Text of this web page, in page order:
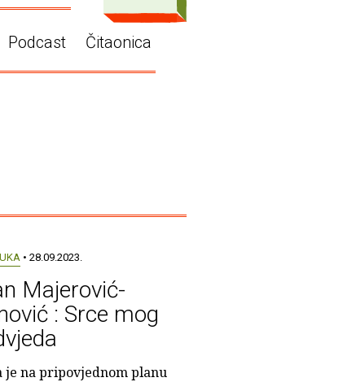
Podcast Čitaonica
• 28.09.2023.
Majerović-
: Srce mog
je na pripovjednom planu